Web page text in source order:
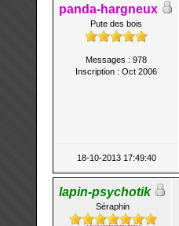
panda-hargneux
Pute des bois
Messages : 978
Inscription : Oct 2006
18-10-2013 17:49:40
lapin-psychotik
Séraphin